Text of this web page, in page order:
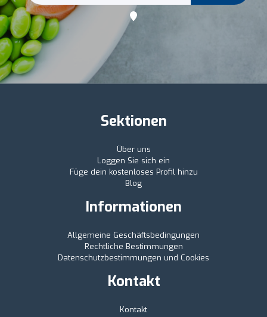
Sektionen
Über uns
Loggen Sie sich ein
Füge dein kostenloses Profil hinzu
Blog
Informationen
Allgemeine Geschäftsbedingungen
Rechtliche Bestimmungen
Datenschutzbestimmungen und Cookies
Kontakt
Kontakt